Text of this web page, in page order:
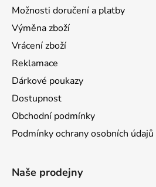
Možnosti doručení a platby
Výměna zboží
Vrácení zboží
Reklamace
Dárkové poukazy
Dostupnost
Obchodní podmínky
Podmínky ochrany osobních údajů
Naše prodejny